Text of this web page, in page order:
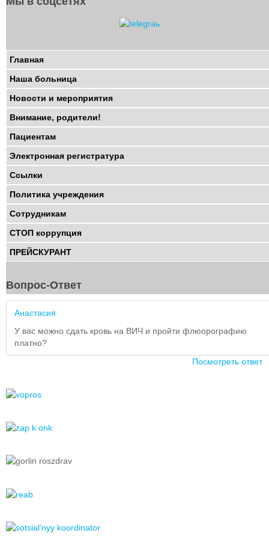
Главная
Наша больница
Новости и мероприятия
Внимание, родители!
Пациентам
Электронная регистратура
Ссылки
Политика учреждения
Сотрудникам
СТОП коррупция
ПРЕЙСКУРАНТ
Вопрос-Ответ
Анастасия
У вас можно сдать кровь на ВИЧ и пройти флюорографию
платно?
Посмотреть ответ